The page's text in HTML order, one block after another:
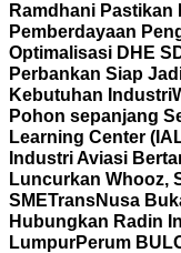
Ramdhani
Pemberdayaan
Optimalisasi DHE
Perbankan Siap
Kebutuhan Industri
Pohon sepanjang
Learning Center
Industri Aviasi
Luncurkan Whooz,
SMETransNusa
Hubungkan Radin
LumpurPerum